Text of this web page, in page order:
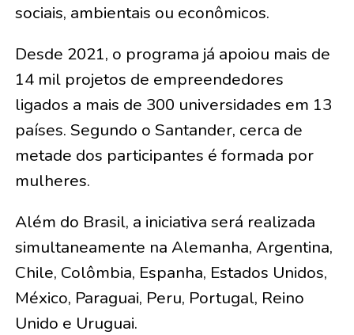
sociais, ambientais ou econômicos.
Desde 2021, o programa já apoiou mais de
14 mil projetos de empreendedores
ligados a mais de 300 universidades em 13
países. Segundo o Santander, cerca de
metade dos participantes é formada por
mulheres.
Além do Brasil, a iniciativa será realizada
simultaneamente na Alemanha, Argentina,
Chile, Colômbia, Espanha, Estados Unidos,
México, Paraguai, Peru, Portugal, Reino
Unido e Uruguai.